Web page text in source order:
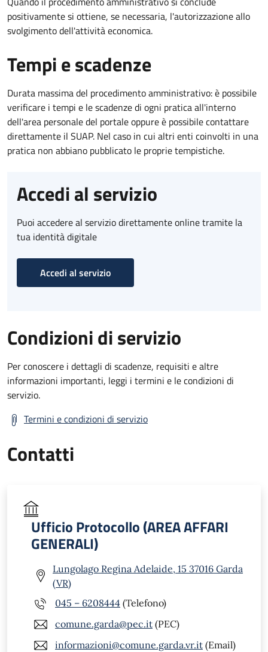
positivamente si ottiene, se necessaria, l'autorizzazione allo
svolgimento dell'attività economica.
Tempi e scadenze
Durata massima del procedimento amministrativo: è possibile
verificare i tempi e le scadenze di ogni pratica all'interno
dell'area personale del portale oppure è possibile contattare
direttamente il SUAP. Nel caso in cui altri enti coinvolti in una
pratica non abbiano pubblicato le proprie tempistiche.
Accedi al servizio
Puoi accedere al servizio direttamente online tramite la
tua identità digitale
Accedi al servizio
Condizioni di servizio
Per conoscere i dettagli di scadenze, requisiti e altre
informazioni importanti, leggi i termini e le condizioni di
servizio.
Termini e condizioni di servizio
Contatti
Ufficio Protocollo (AREA AFFARI
GENERALI)
Lungolago Regina Adelaide, 15 37016 Garda
(VR)
045 – 6208444 (Telefono)
comune.garda@pec.it (PEC)
informazioni@comune.garda.vr.it (Email)